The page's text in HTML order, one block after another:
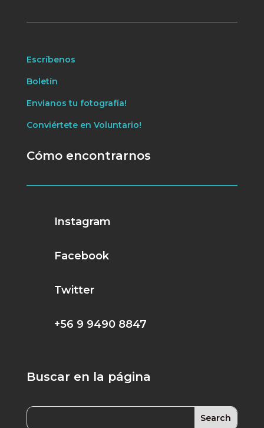
Escríbenos
Boletín
Envianos tu fotografía!
Conviértete en Voluntario!
Cómo encontrarnos
Instagram
Facebook
Twitter
+56 9 9490 8847
Buscar en la página